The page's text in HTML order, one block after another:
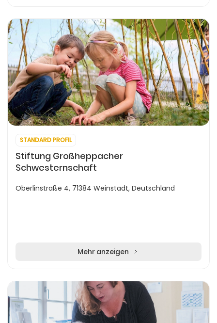
STANDARD PROFIL
Stiftung Großheppacher
Schwesternschaft
Oberlinstraße 4, 71384 Weinstadt, Deutschland
Mehr anzeigen